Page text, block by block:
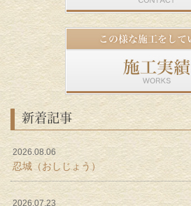
新着記事
2026.08.06
忍城（おしじょう）
2026.07.23